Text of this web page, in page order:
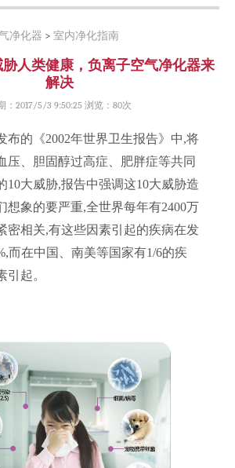
净化器 > 室内净化指南
人类健康，负离子空气净化器来
解决
：2017/5/3 9:50:25 浏览： 80次
布的《2002年世界卫生报告》中,将
压、胆固醇过高症、肥胖症等共同
10大威胁,报告中强调这10大威胁造
想象的要严重,全世界每年有2400万
密相关,有这些因素引起的疾病在发
而在中国、南美等国家有1/6的疾
引起。